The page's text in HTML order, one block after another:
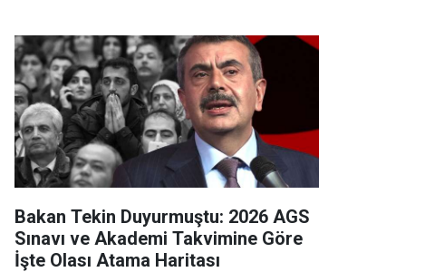
Bakan Tekin Duyurmuştu: 2026 AGS
Sınavı ve Akademi Takvimine Göre
İşte Olası Atama Haritası